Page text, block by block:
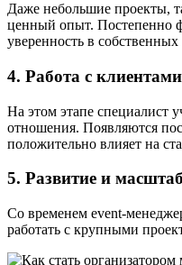
Даже небольшие проекты,
ценный опыт. Постепенно
уверенность в собственных
4. Работа с клиентами
На этом этапе специалист
отношения. Появляются
положительно влияет на
5. Развитие и
Со временем event-
работать с крупными